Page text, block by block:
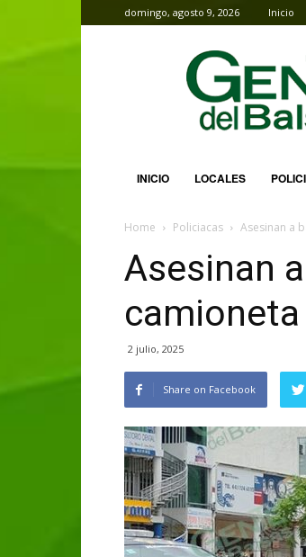
domingo, agosto 9, 2026 Inicio
Gente
del
Balsas
INICIO LOCALES
Home Policiacas Asesinan a
Asesinan
2 julio, 2025
Share on Facebook